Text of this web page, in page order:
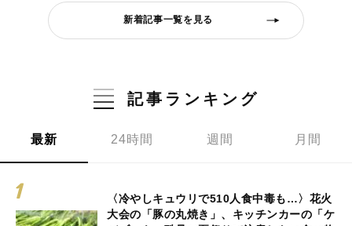
新着記事一覧を見る
記事ランキング
最新 24時間 週間 月間
〈冷やしキュウリで510人食中毒も…〉花火
大会の「豚の丸焼き」、キッチンカーの「ケ